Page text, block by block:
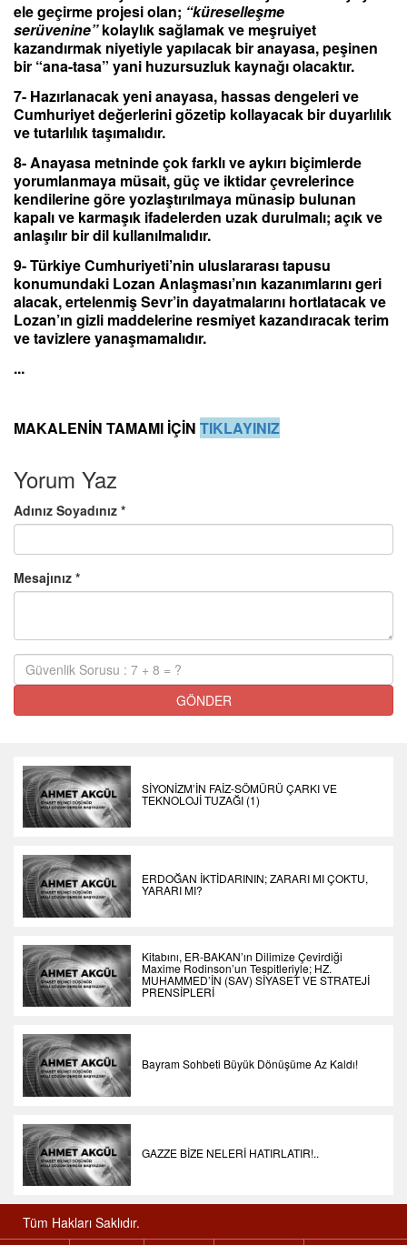
ele geçirme projesi olan; “küreselleşme
serüvenine”kolaylık sağlamak ve meşruiyet
kazandırmak niyetiyle yapılacak bir anayasa, peşinen
bir “ana-tasa” yani huzursuzluk kaynağı olacaktır.
7- Hazırlanacak yeni anayasa, hassas dengeleri ve
Cumhuriyet değerlerini gözetip kollayacak bir duyarlılık
ve tutarlılık taşımalıdır.
8- Anayasa metninde çok farklı ve aykırı biçimlerde
yorumlanmaya müsait, güç ve iktidar çevrelerince
kendilerine göre yozlaştırılmaya münasip bulunan
kapalı ve karmaşık ifadelerden uzak durulmalı; açık ve
anlaşılır bir dil kullanılmalıdır.
9- Türkiye Cumhuriyeti’nin uluslararası tapusu
konumundaki Lozan Anlaşması’nın kazanımlarını geri
alacak, ertelenmiş Sevr’in dayatmalarını hortlatacak ve
Lozan’ın gizli maddelerine resmiyet kazandıracak terim
ve tavizlere yanaşmamalıdır.
...
MAKALENİN TAMAMI İÇİN TIKLAYINIZ
Yorum Yaz
Adınız Soyadınız *
Mesajınız *
GÖNDER
SİYONİZM’İN FAİZ-SÖMÜRÜ ÇARKI VE
TEKNOLOJİ TUZAĞI (1)
ERDOĞAN İKTİDARININ; ZARARI MI ÇOKTU,
YARARI MI?
Kitabını, ER-BAKAN’ın Dilimize Çevirdiği
Maxime Rodinson’un Tespitleriyle; HZ.
MUHAMMED’İN (SAV) SİYASET VE STRATEJİ
PRENSİPLERİ
Bayram Sohbeti Büyük Dönüşüme Az Kaldı!
GAZZE BİZE NELERİ HATIRLATIR!..
Tüm Hakları Saklıdır.